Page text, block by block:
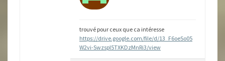
trouvé pour ceux que ca intéresse
https://drive.google.com/file/d/13_F6oeSo05
W2vi-Swzspl5TXKDzMnRi3/view